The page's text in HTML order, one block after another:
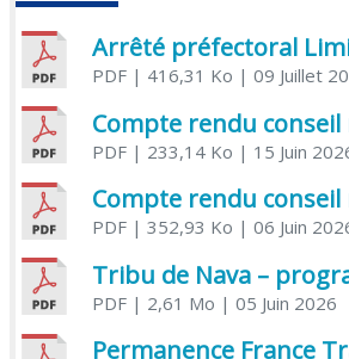
PDF| 416,31 Ko | 09 Juillet
PDF| 233,14 Ko | 15 Juin
PDF| 352,93 Ko | 06 Juin
PDF| 2,61 Mo | 05 Juin 2026